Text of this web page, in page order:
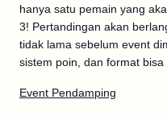
hanya satu pemain yang
3! Pertandingan akan
tidak lama sebelum event
sistem poin, dan format bisa
Event Pendamping